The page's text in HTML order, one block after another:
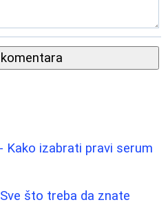
Kako izabrati pravi serum
što treba da znate